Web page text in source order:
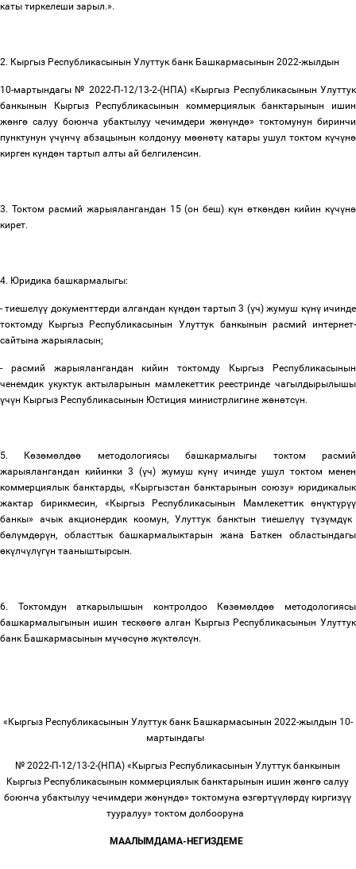
каты тиркелеши зарыл.».
2. Кыргыз Республикасынын Улуттук банк Башкармасынын 2022-жылдын
10-мартындагы № 2022-П-12/13-2-(НПА) «Кыргыз Республикасынын Улуттук
банкынын Кыргыз Республикасынын коммерциялык банктарынын ишин
жөнгө салуу боюнча убактылуу чечимдери жөнүндө» токтомунун биринчи
пунктунун үчүнчү абзацынын колдонуу мөөнөтү катары ушул токтом күчүнө
кирген күндөн тартып алты ай белгиленсин.
3. Токтом расмий жарыялангандан 15 (он беш) күнөткөндөн кийин күчүнө
кирет.
4. Юридика башкармалыгы:
- тиешелүү документтерди алгандан күндөн тартып 3 (үч) жумуш күнүичинде
токтомду Кыргыз Республикасынын Улуттук банкынын расмий интернет-
сайтына жарыяласын;
- расмий жарыялангандан кийин токтомду Кыргыз Республикасынын
ченемдик укуктук актыларынын мамлекеттик реестринде чагылдырылышы
үчүн Кыргыз Республикасынын Юстиция министрлигине жөнөтсүн.
5. Көзөмөлдөө методологиясы башкармалыгы токтом расмий
жарыялангандан кийинки 3 (үч) жумуш күнү ичинде ушул токтом менен
коммерциялык банктарды, «Кыргызстан банктарынын союзу» юридикалык
жактар бирикмесин, «Кыргыз Республикасынын Мамлекеттик өнүктүрүү
банкы» ачык акционердик коомун, Улуттук банктын тиешелүү түзүмдүк
бөлүмдөрүн, областтык башкармалыктарын жана Баткен областындагы
өкүлчүлүгүн тааныштырсын.
6. Токтомдун аткарылышын контролдоо Көзөмөлдөө методологиясы
башкармалыгынын ишин тескөөгө алган Кыргыз Республикасынын Улуттук
банк Башкармасынын мүчөсүнө жүктөлсүн.
«Кыргыз Республикасынын Улуттук банк Башкармасынын 2022-жылдын 10-
мартындагы
№ 2022-П-12/13-2-(НПА) «Кыргыз Республикасынын Улуттук банкынын
Кыргыз Республикасынын коммерциялык банктарынын ишин жөнгө салуу
боюнча убактылуу чечимдери жөнүндө» токтомунаөзгөртүүлөрдү киргизүү
тууралуу»токтом долбооруна
МААЛЫМДАМА-НЕГИЗДЕМЕ